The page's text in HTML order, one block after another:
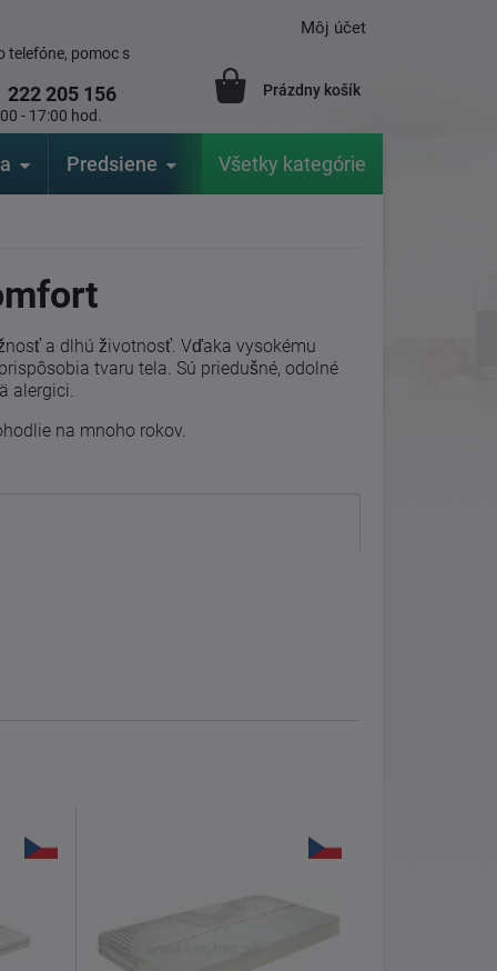
telefóne, pomoc s
222 205 156
- 17:00 hod.
Môj účet
Prázdny košík
Predsiene Výrobcovia
Všetky kategórie
a dlhú životnosť. Vďaka vysokému
tvaru tela. Sú priedušné, odolné
alergici.
na mnoho rokov.